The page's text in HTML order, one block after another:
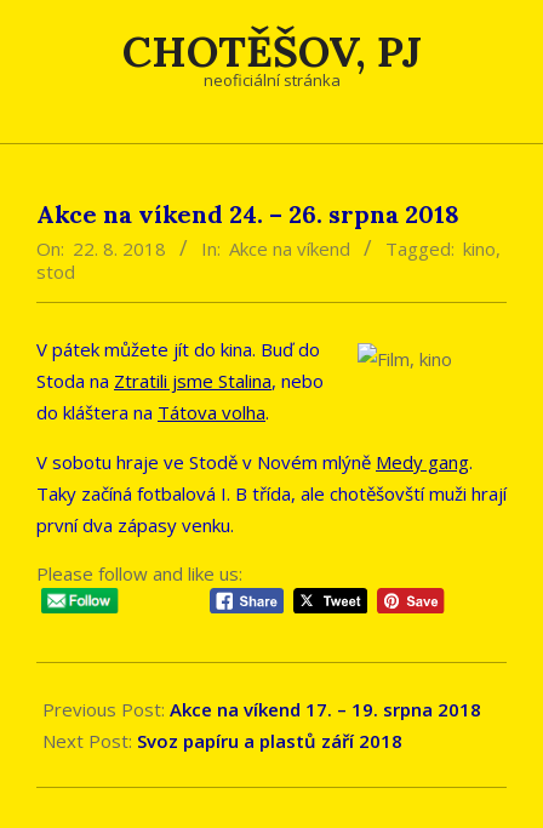
CHOTĚŠOV, PJ
neoficiální stránka
Akce na víkend 24. – 26. srpna 2018
On: 22. 8. 2018 In: Akce na víkend Tagged: kino,
stod
V pátek můžete jít do kina. Buď do
Stoda na Ztratili jsme Stalina, nebo
do kláštera na Tátova volha.
V sobotu hraje ve Stodě v Novém mlýně Medy gang.
Taky začíná fotbalová I. B třída, ale chotěšovští muži hrají
první dva zápasy venku.
Please follow and like us:
08-
22
Previous Post: Akce na víkend 17. – 19. srpna 2018
Next Post: Svoz papíru a plastů září 2018